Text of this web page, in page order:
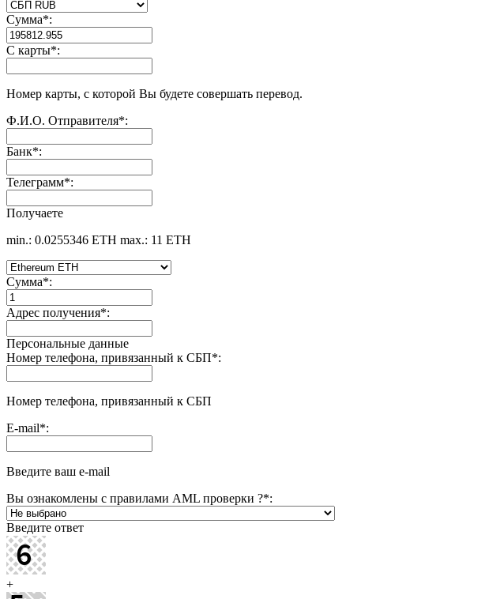
Сумма*:
С карты*:
Номер карты, с которой Вы будете совершать перевод.
Ф.И.О. Отправителя*:
Банк*:
Телеграмм*:
Получаете
min.: 0.0255346 ETH max.: 11 ETH
Сумма*:
Адрес получения*:
Персональные данные
Номер телефона, привязанный к СБП*:
Номер телефона, привязанный к СБП
E-mail*:
Введите ваш e-mail
Вы ознакомлены с правилами AML проверки ?*:
Введите ответ
+